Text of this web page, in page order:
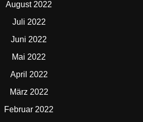
August 2022
Juli 2022
Juni 2022
Mai 2022
April 2022
März 2022
Februar 2022